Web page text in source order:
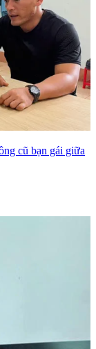
cũ bạn gái giữa